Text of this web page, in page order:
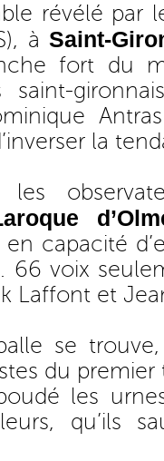
révélé par
à Saint-
fort du
Antras
la
capacité
66 voix
Laffont et
se
du
les
qu’ils